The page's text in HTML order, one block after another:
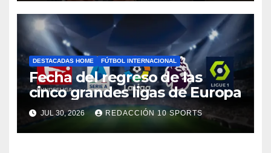
DESTACADAS HOME FÚTBOL INTERNACIONAL
Fecha del regreso de las
cinco grandes ligas de Europa
JUL 30, 2026 REDACCIÓN 10 SPORTS